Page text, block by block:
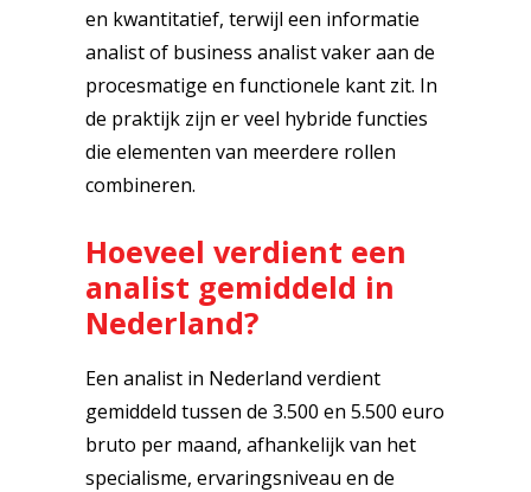
en kwantitatief, terwijl een informatie
analist of business analist vaker aan de
procesmatige en functionele kant zit. In
de praktijk zijn er veel hybride functies
die elementen van meerdere rollen
combineren.
Hoeveel verdient een
analist gemiddeld in
Nederland?
Een analist in Nederland verdient
gemiddeld tussen de 3.500 en 5.500 euro
bruto per maand, afhankelijk van het
specialisme, ervaringsniveau en de